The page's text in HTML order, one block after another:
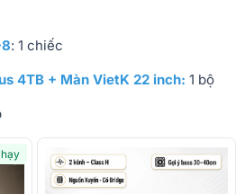
: 1 chiếc
4TB + Màn VietK 22 inch: 1 bộ